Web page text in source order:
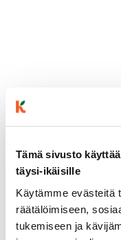
Tämä sivusto
täysi-ikäisille
Käytämme evästeitä
räätälöimiseen,
tukemiseen ja